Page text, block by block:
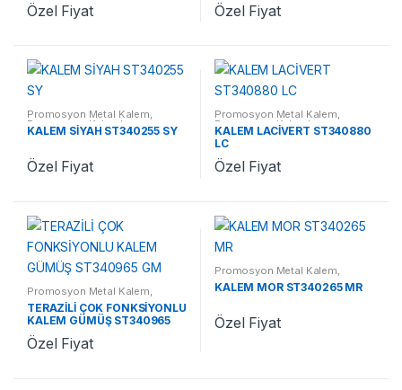
Özel Fiyat Özel Fiyat
Promosyon Metal Kalem,
Promosyon Kalemler
KALEM SİYAH ST340255 SY
Özel Fiyat
Promosyon Metal Kalem,
Promosyon Kalemler
KALEM LACİVERT ST340880
LC
Özel Fiyat
Promosyon Metal Kalem,
Promosyon Kalemler
TERAZİLİ ÇOK FONKSİYONLU
KALEM GÜMÜŞ ST340965
GM
Özel Fiyat
Promosyon Metal Kalem,
Promosyon Kalemler
KALEM MOR ST340265 MR
Özel Fiyat